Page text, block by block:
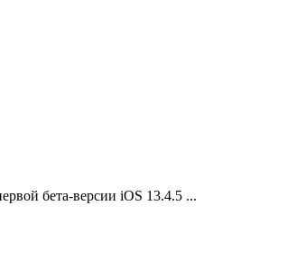
бета-версии iOS 13.4.5 ...